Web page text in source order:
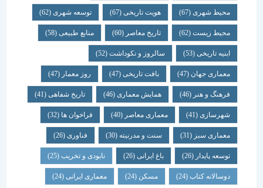
محیط شهری(67) هویت تاریخی(67) توسعه شهری(62)
محیط زیست(62) تاریخ معاصر(60) منابع طبیعی(58)
ابنیه تاریخی(53) سالروز و نکوداشت(52)
معماری جهان (47) بافت تاریخی(47) روز معمار(47)
فرهنگ و هنر(46) همایش معماری (46) تاریخ شفاهی (41)
شهرسازی(41) معماری معاصر(40) فراخوان ها (32)
معماری سبز(31) سنت و مدرنیته(30) فناوری (26)
توسعه پایدار(26) باغ ایرانی(26) نابودی و تخریب(25)
دوسالانه کتاب(24) مسکن (24) معماری ایرانی(24)